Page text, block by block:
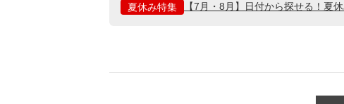
夏休み特集 【7月・8月】日付から探せる！夏